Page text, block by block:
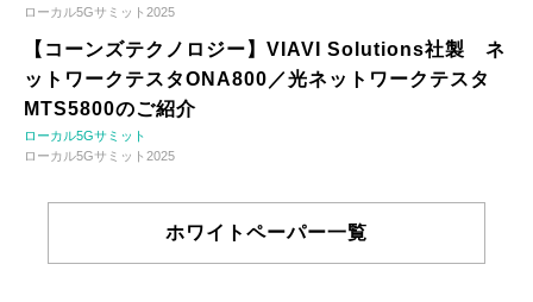
ローカル5Gサミット2025
【コーンズテクノロジー】VIAVI Solutions社製 ネ
ットワークテスタONA800／光ネットワークテスタ
MTS5800のご紹介
ローカル5Gサミット
ローカル5Gサミット2025
ホワイトペーパー一覧